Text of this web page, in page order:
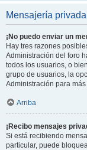
Mensajería privada
¡No puedo enviar un
Hay tres razones
Administración del foro
todos los usuarios, o
grupo de usuarios, la
Administración para
Arriba
¡Recibo mensajes
Si está recibiendo
particular, puede